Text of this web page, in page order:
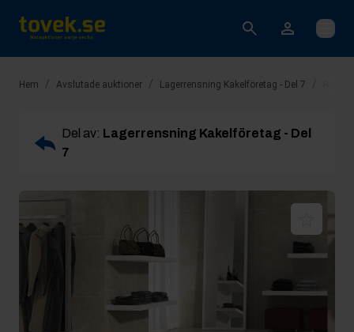
Öppna
Hem / Avslutade auktioner / Lagerrensning Kakelföretag - Del 7
Del av: Lagerrensning Kakelföretag - Del
7